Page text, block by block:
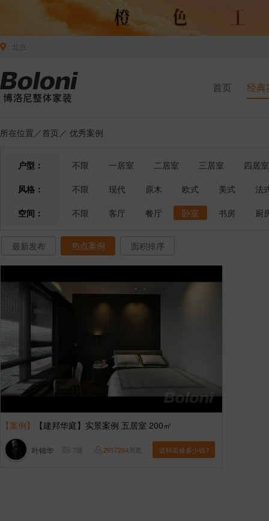
首页 经典
所在位置／首页 ／ 优秀案例
户型： 不限 一居室 二居室 三居室
四居室
风格：
不限 现代 原木 欧式 美式
法
空间：
不限 客厅 餐厅 卧室 书房 厨
最新发布 热点案例 面积排序
【案例】 【建邦华庭】实景案例 五居室 200㎡
叶锦华 7张 2917264浏览 这样装修多少钱?